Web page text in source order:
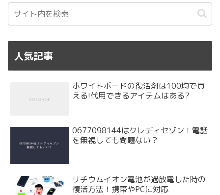
人気記事
ホワイトボードの復活剤は100均で買
える!代用できるアイテムはある?
0677098144はクレディセゾン！電話
を無視しても問題ない？
リチウムイオン電池が過放電した時の
復活方法！携帯やPCに対応